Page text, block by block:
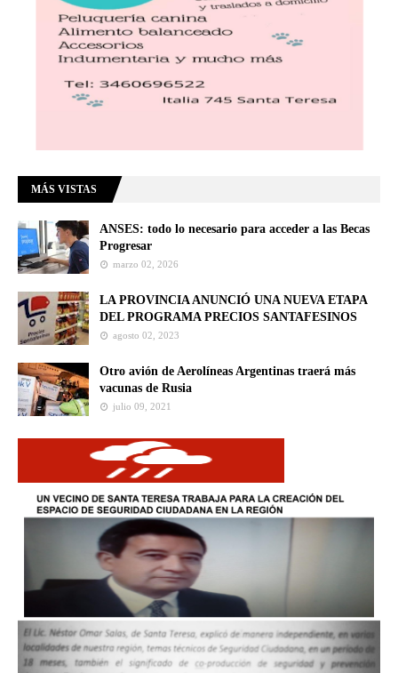
MÁS VISTAS
ANSES: todo lo necesario para acceder a las Becas
Progresar
marzo 02, 2026
LA PROVINCIA ANUNCIÓ UNA NUEVA ETAPA
DEL PROGRAMA PRECIOS SANTAFESINOS
agosto 02, 2023
Otro avión de Aerolíneas Argentinas traerá más
vacunas de Rusia
julio 09, 2021